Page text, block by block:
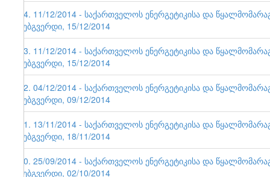
64. 11/12/2014 - საქართველოს ენერგეტიკისა და
ვებგვერდი, 15/12/2014
63. 11/12/2014 - საქართველოს ენერგეტიკისა და
ვებგვერდი, 15/12/2014
62. 04/12/2014 - საქართველოს ენერგეტიკისა და
ვებგვერდი, 09/12/2014
61. 13/11/2014 - საქართველოს ენერგეტიკისა და
ვებგვერდი, 18/11/2014
60. 25/09/2014 - საქართველოს ენერგეტიკისა და
ვებგვერდი, 02/10/2014